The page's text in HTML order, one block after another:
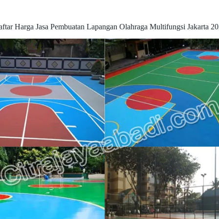
Harga Jasa Pembuatan Lapangan Olahraga Multifungsi Jakarta